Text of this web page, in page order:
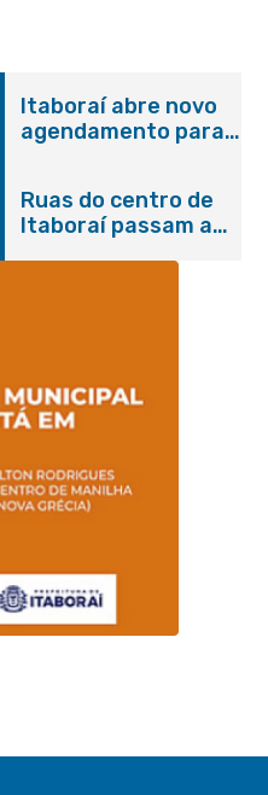
Itaboraí abre novo
agendamento para
Ruas do centro de
Itaboraí passam a